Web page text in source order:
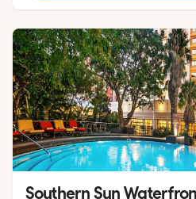
Southern Sun